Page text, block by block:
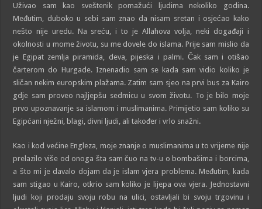
Uživao sam kao sveštenik pomažući ljudima nekoliko godina.
Međutim, duboko u sebi sam znao da nisam sretan i osjećao kako
nešto nije uredu. Na sreću, i to je Allahova volja, neki događaji i
okolnosti u mome životu, su me dovele do islama. Prije sam mislio da
je Egipat zemlja piramida, deva, pijeska i palmi. Čak sam i otišao
čarterom do Hurgade. Iznenadio sam se kada sam vidio koliko je
sličan nekim europskim plažama. Zatim sam sjeo na prvi bus za Kairo
gdje sam proveo najljepšu sedmicu u svom životu. To je bilo moje
prvo upoznavanje sa islamom i muslimanima. Primijetio sam koliko su
Egipćani nježni, blagi, divni ljudi, ali također i vrlo snažni.
Kao i kod većine Engleza, moje znanje o muslimanima u to vrijeme nije
prelazilo više od onoga šta sam čuo na tv-u o bombašima i borcima,
a što mi je davalo dojam da je islam vjera problema. Međutim, kada
sam stigao u Kairo, otkrio sam koliko je lijepa ova vjera. Jednostavni
ljudi koji prodaju svoju robu na ulici, ostavljali bi svoju trgovinu i